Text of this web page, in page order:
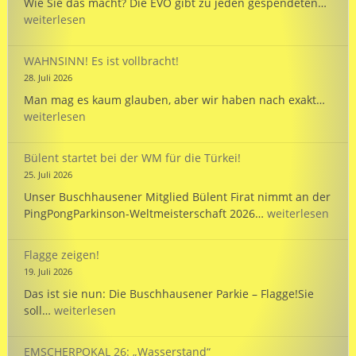
weiterlesen
WAHNSINN! Es ist vollbracht!
28. Juli 2026
Man mag es kaum glauben, aber wir haben nach exakt…
weiterlesen
Bülent startet bei der WM für die Türkei!
25. Juli 2026
Unser Buschhausener Mitglied Bülent Firat nimmt an der
PingPongParkinson-Weltmeisterschaft 2026… Bülent
für
weiterlesen
Flagge zeigen!
19. Juli 2026
Das ist sie nun: Die Buschhausener Parkie – Flagge!Sie
soll… Flagge
weiterlesen
EMSCHERPOKAL 26: „Wasserstand“